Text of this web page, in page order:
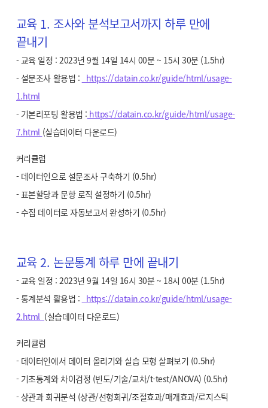
교육 1. 조사와 분석보고서까지 하루 만에
끝내기
- 교육 일정 : 2023년 9월 14일 14시 00분 ~ 15시 30분 (1.5hr)
- 설문조사 활용법 : https://datain.co.kr/guide/html/usage-
1.html
- 기본리포팅 활용법 : https://datain.co.kr/guide/html/usage-
7.html (실습데이터 다운로드)
커리큘럼
- 데이터인으로 설문조사 구축하기 (0.5hr)
- 표본할당과 문항 로직 설정하기 (0.5hr)
- 수집 데이터로 자동보고서 완성하기 (0.5hr)
교육 2. 논문통계 하루 만에 끝내기
- 교육 일정 : 2023년 9월 14일 16시 30분 ~ 18시 00분 (1.5hr)
- 통계분석 활용법 : https://datain.co.kr/guide/html/usage-
2.html (실습데이터 다운로드)
커리큘럼
- 데이터인에서 데이터 올리기와 실습 모형 살펴보기 (0.5hr)
- 기초통계와 차이검정 (빈도/기술/교차/t-test/ANOVA) (0.5hr)
- 상관과 회귀분석 (상관/선형회귀/조절효과/매개효과/로지스틱